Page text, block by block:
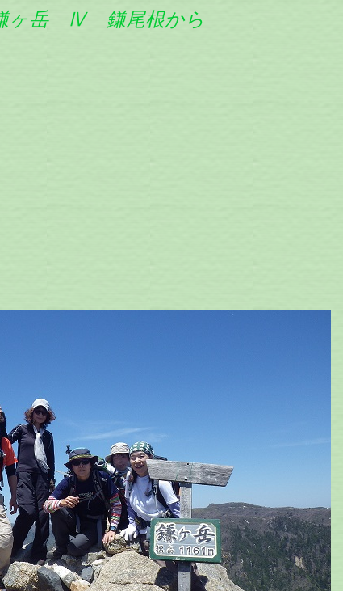
ヶ岳 Ⅳ 鎌尾根から